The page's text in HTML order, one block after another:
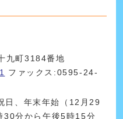
九町3184番地
ファックス:0595-24-
日、年末年始（12月29
30分から午後5時15分